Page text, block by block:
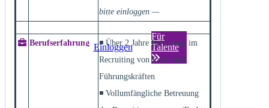
Einloggen
Für
Talente
bitte einloggen —
Berufserfahrung
◾ Über 2 Jahre Erfahrung im
Recruiting von Fach- und
Führungskräften
◾ Vollumfängliche Betreuung